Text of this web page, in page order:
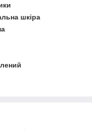
шкіра